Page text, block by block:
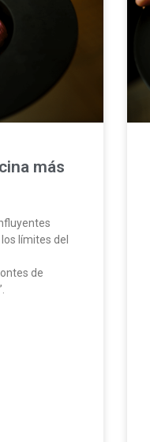
más
límites del
de